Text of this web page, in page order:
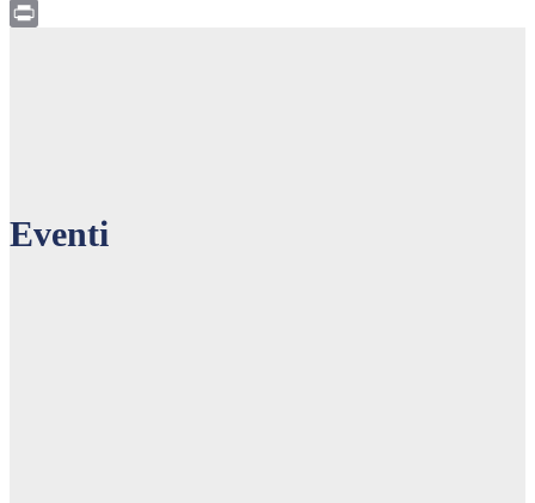
Facebook
Eventi